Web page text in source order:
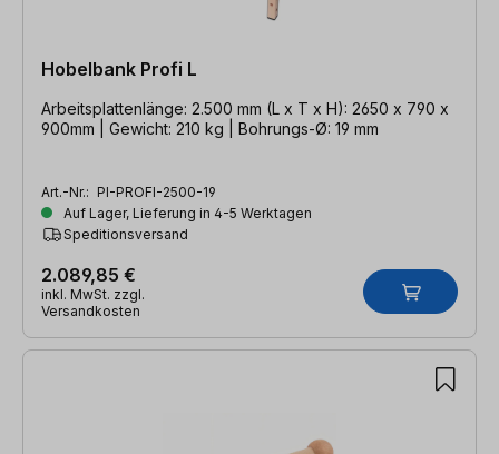
Hobelbank Profi L
Arbeitsplattenlänge: 2.500 mm (L x T x H): 2650 x 790 x
900mm | Gewicht: 210 kg | Bohrungs-Ø: 19 mm
Art.-Nr.: PI-PROFI-2500-19
Auf Lager, Lieferung in 4-5 Werktagen
Speditionsversand
2.089,85 €
inkl. MwSt. zzgl.
Versandkosten